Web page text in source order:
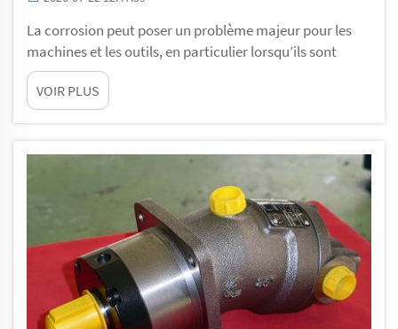
La corrosion peut poser un problème majeur pour les
machines et les outils, en particulier lorsqu’ils sont
exposés à des produits chimiques agressifs. C’est là
qu’interviennent les pompes résistantes à la corrosion.
Chez Gelan, nous savons à quel point il est essentiel de
à ces situations. En tra...
VOIR PLUS